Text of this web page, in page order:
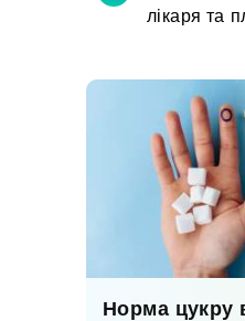
лікаря та
Норма цукру